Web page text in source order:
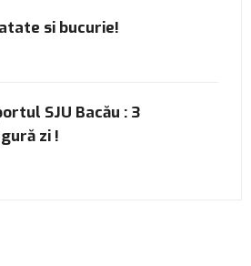
si bucurie!
SJU Bacău : 3
zi !